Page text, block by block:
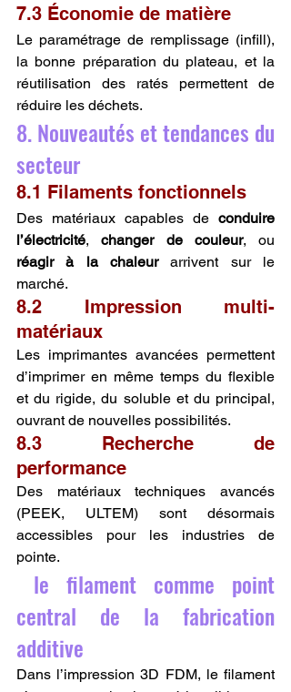
7.3 Économie de matière
Le paramétrage de remplissage (infill),
la bonne préparation du plateau, et la
réutilisation des ratés permettent de
réduire les déchets.
8. Nouveautés et tendances du
secteur
8.1 Filaments fonctionnels
Des matériaux capables de conduire
l’électricité, changer de couleur
réagir à la chaleur arrivent sur le
marché.
8.2 Impression multi-
matériaux
Les imprimantes avancées permettent
d’imprimer en même temps du flexible
et du rigide, du soluble et du principal,
ouvrant de nouvelles possibilités.
8.3 Recherche de
performance
Des matériaux techniques avancés
(PEEK, ULTEM) sont désormais
accessibles pour les industries de
pointe.
le filament comme point
central de la fabrication
additive
Dans l’impression 3D FDM, le filament